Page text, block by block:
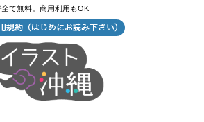
て無料。商用利用もOK